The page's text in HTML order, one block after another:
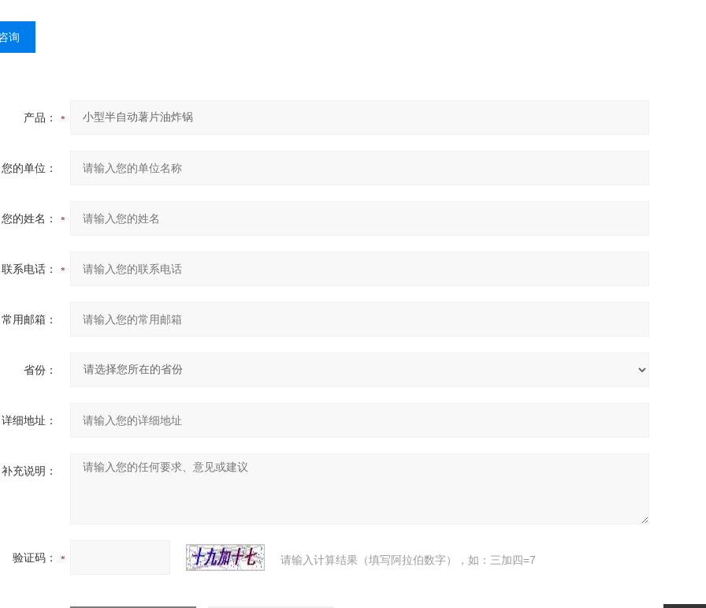
询
产品：
您的单位：
您的姓名：
联系电话：
常用邮箱：
省份：
详细地址：
补充说明：
验证码： 请输入计算结果（填写阿拉伯数字），如：三加四=7